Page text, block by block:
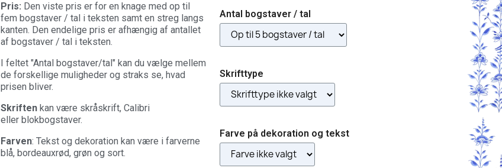
Pris: Den viste pris er for en knage med op til
fem bogstaver / tal i teksten samt en streg langs
kanten. Den endelige pris er afhængig af antallet
af bogstaver / tal i teksten.
I feltet "Antal bogstaver/tal" kan du vælge mellem
de forskellige muligheder og straks se, hvad
prisen bliver.
Skriftenkan være skråskrift, Calibri
eller blokbogstaver.
Farven: Tekst og dekoration kan være i farverne
blå, bordeauxrød, grøn og sort.
Antal bogstaver / tal
Skrifttype
Farve på dekoration og tekst